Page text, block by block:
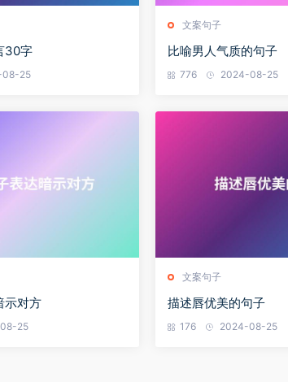
30字
08-25
文案句子
比喻男人气质的句子
776 2024-08-25
示对方
25
文案句子
描述唇优美的句子
176 2024-08-25